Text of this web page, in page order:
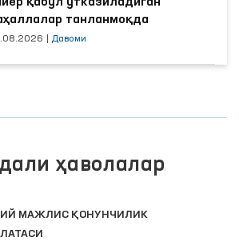
танланмоқда
Давоми
ҳаволалар
МАЖЛИС ҚОНУНЧИЛИК